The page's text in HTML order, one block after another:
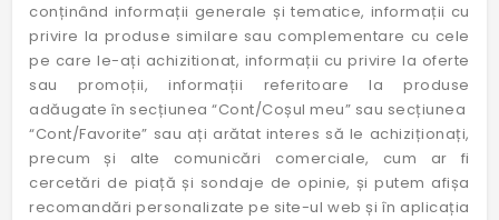
conținând informații generale și tematice, informații cu
privire la produse similare sau complementare cu cele
pe care le-ați achizitionat, informații cu privire la oferte
sau promoții, informații referitoare la produse
adăugate în secțiunea “Cont/Coșul meu” sau secțiunea
“Cont/Favorite” sau ați arătat interes să le achiziționați,
precum și alte comunicări comerciale, cum ar fi
cercetări de piață și sondaje de opinie, și putem afișa
recomandări personalizate pe site-ul web și în aplicația